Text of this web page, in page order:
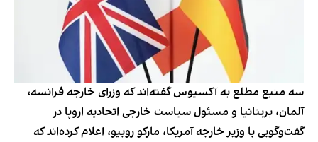
سه منبع مطلع به آکسیوس گفته‌اند که وزرای خارجه فرانسه،
آلمان، بریتانیا و مسئول سیاست خارجی اتحادیه اروپا در
گفت‌وگویی با وزیر خارجه آمریکا، مارکو روبیو، اعلام کرده‌اند که